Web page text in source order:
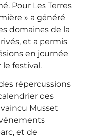
Pour Les Terres
» a généré
domaines de la
et a permis
en journée
le festival.
répercussions
des
Musset
et de